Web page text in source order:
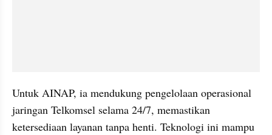
Untuk AINAP, ia mendukung pengelolaan operasional
jaringan Telkomsel selama 24/7, memastikan
ketersediaan layanan tanpa henti. Teknologi ini mampu